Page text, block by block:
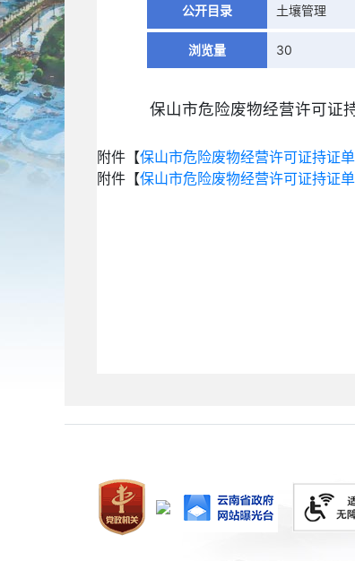
公开目录 土壤管理
浏览量 30
保山市危险废物经营许可证
附件【保山市危险废物经营许可证持证
附件【保山市危险废物经营许可证持证